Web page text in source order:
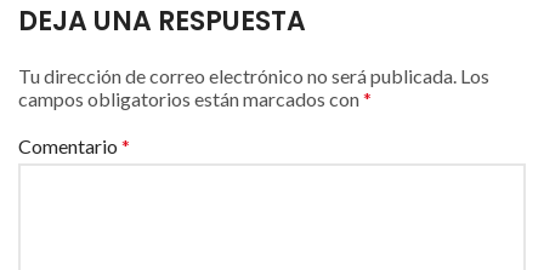
DEJA UNA RESPUESTA
Tu dirección de correo electrónico no será publicada. Los
campos obligatorios están marcados con*
Comentario *